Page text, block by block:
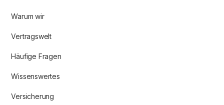
Warum wir
Vertragswelt
Häufige Fragen
Wissenswertes
Versicherung